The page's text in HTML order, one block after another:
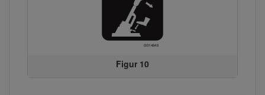
Figur 10